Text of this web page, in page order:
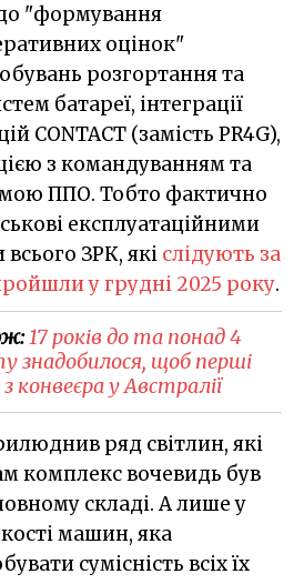
"формування
оцінок"
розгортання та
батареї, інтеграції
CONTACT (замість PR4G),
з командуванням та
ППО. Тобто фактично
експлуатаційними
ЗРК, які слідують за
у грудні 2025 року.
17 років до та понад 4
знадобилося, щоб перші
конвеєра у Австралії
ряд світлин, які
комплекс вочевидь був
складі. А лише у
машин, яка
сумісність всіх їх